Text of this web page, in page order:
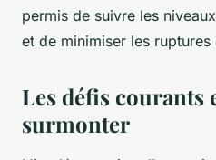
permis de suivre les
et de minimiser les ruptures
Les défis courants
surmonter